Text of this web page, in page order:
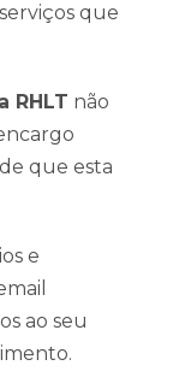
que
RHLT não
que esta
e
ao seu